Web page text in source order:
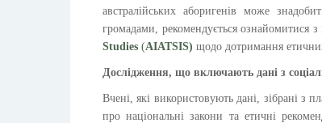
австралійських аборигенів може
громадами, рекомендується ознайомитися
Studies (AIATSIS) щодо дотримання
Дослідження, що включають дані з
Вчені, які використовують дані, зібрані з
про національні закони та етичні